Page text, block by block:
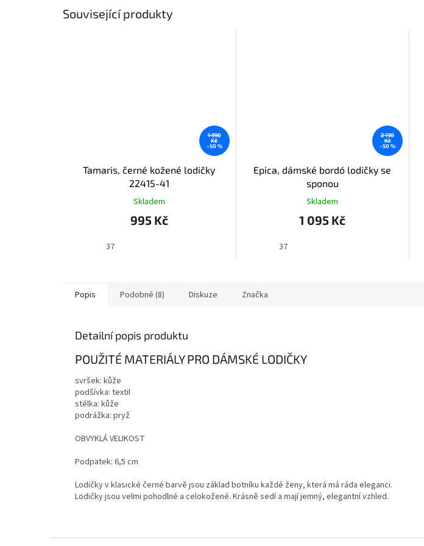
Související produkty
1 990
Kč
–50 %
Tamaris, černé kožené lodičky
22415-41
Skladem
995 Kč
37
2 190
Kč
–50 %
Epica, dámské bordó lodičky se
sponou
Skladem
1 095 Kč
37
Popis Podobné (8) Diskuze Značka
Detailní popis produktu
POUŽITÉ MATERIÁLY PRO DÁMSKÉ LODIČKY
svršek: kůže
podšívka: textil
stélka: kůže
podrážka: pryž
OBVYKLÁ VELIKOST
Podpatek: 6,5 cm
Lodičky v klasické černé barvě jsou základ botníku každé ženy, která má ráda eleganci.
Lodičky jsou velmi pohodlné a celokožené. Krásně sedí a mají jemný, elegantní vzhled.